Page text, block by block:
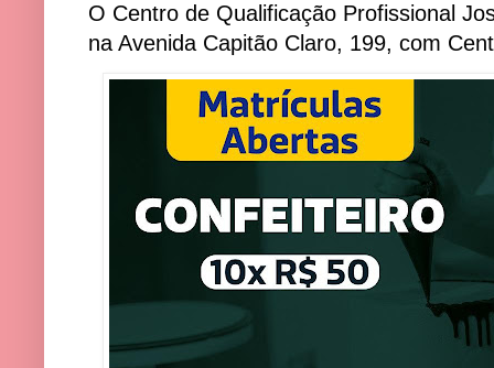
O Centro de Qualificação Profissional
na Avenida Capitão Claro, 199, com